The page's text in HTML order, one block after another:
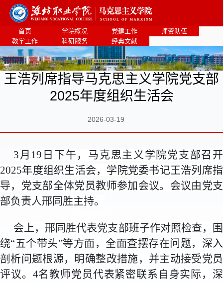
首页 学院概况 党建工作
师资队伍
教学工作
科研服务 经典文献
王浩列席指导马克思主义学院党支部
2025年度组织生活会
2026-03-19
3月19日下午，马克思主义学院党支部召开
2025年度组织生活会，学院党委书记王浩列席指
导，党支部全体党员教师参加会议。会议由党支
部负责人邢同胜主持。
会上，邢同胜代表党支部班子作对照检查，围
绕“五个带头”等方面，全面查摆存在问题，深入
剖析问题根源，明确整改措施，并主动接受党员
评议。4名教师党员代表紧密联系自身实际，深